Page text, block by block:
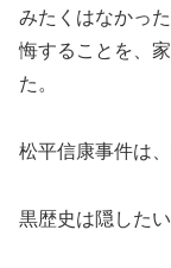
みたくはなかっ
悔することを、
た。
松平信康事件は
黒歴史は隠したい